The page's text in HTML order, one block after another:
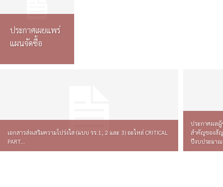
ประกาศเผยแพร่
แผนจัดซื้อ
เอกสารส่งเสริมความโปร่งใส (แบบ รร.1, 2 และ 3) อะไหล่ CRITICAL
PART...
ประกาศผลผู้
สำคัญของสั
ปีงบประมา